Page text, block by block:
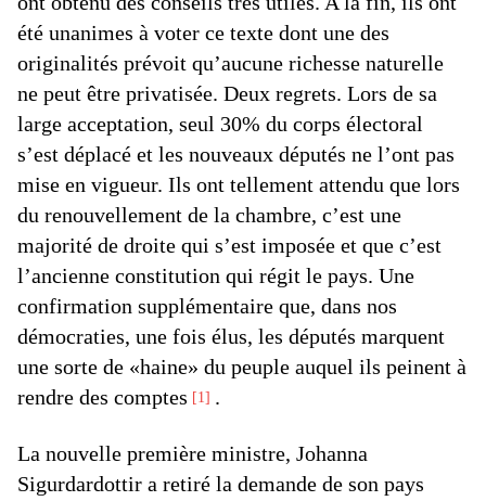
été unanimes à voter ce texte dont une des
originalités prévoit qu’aucune richesse naturelle
ne peut être privatisée. Deux regrets. Lors de sa
large acceptation, seul 30% du corps électoral
s’est déplacé et les nouveaux députés ne l’ont pas
mise en vigueur. Ils ont tellement attendu que lors
du renouvellement de la chambre, c’est une
majorité de droite qui s’est imposée et que c’est
l’ancienne constitution qui régit le pays. Une
confirmation supplémentaire que, dans nos
démocraties, une fois élus, les députés marquent
une sorte de «haine» du peuple auquel ils peinent à
rendre des comptes
1 .
La nouvelle première ministre, Johanna
Sigurdardottir a retiré la demande de son pays